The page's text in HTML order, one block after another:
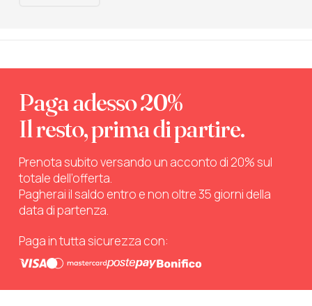
Paga adesso 20%
Il resto, prima di partire.
Prenota subito versando un acconto di 20% sul
totale dell’offerta.
Pagherai il saldo entro e non oltre 35 giorni della
data di partenza.
Paga in tutta sicurezza con: